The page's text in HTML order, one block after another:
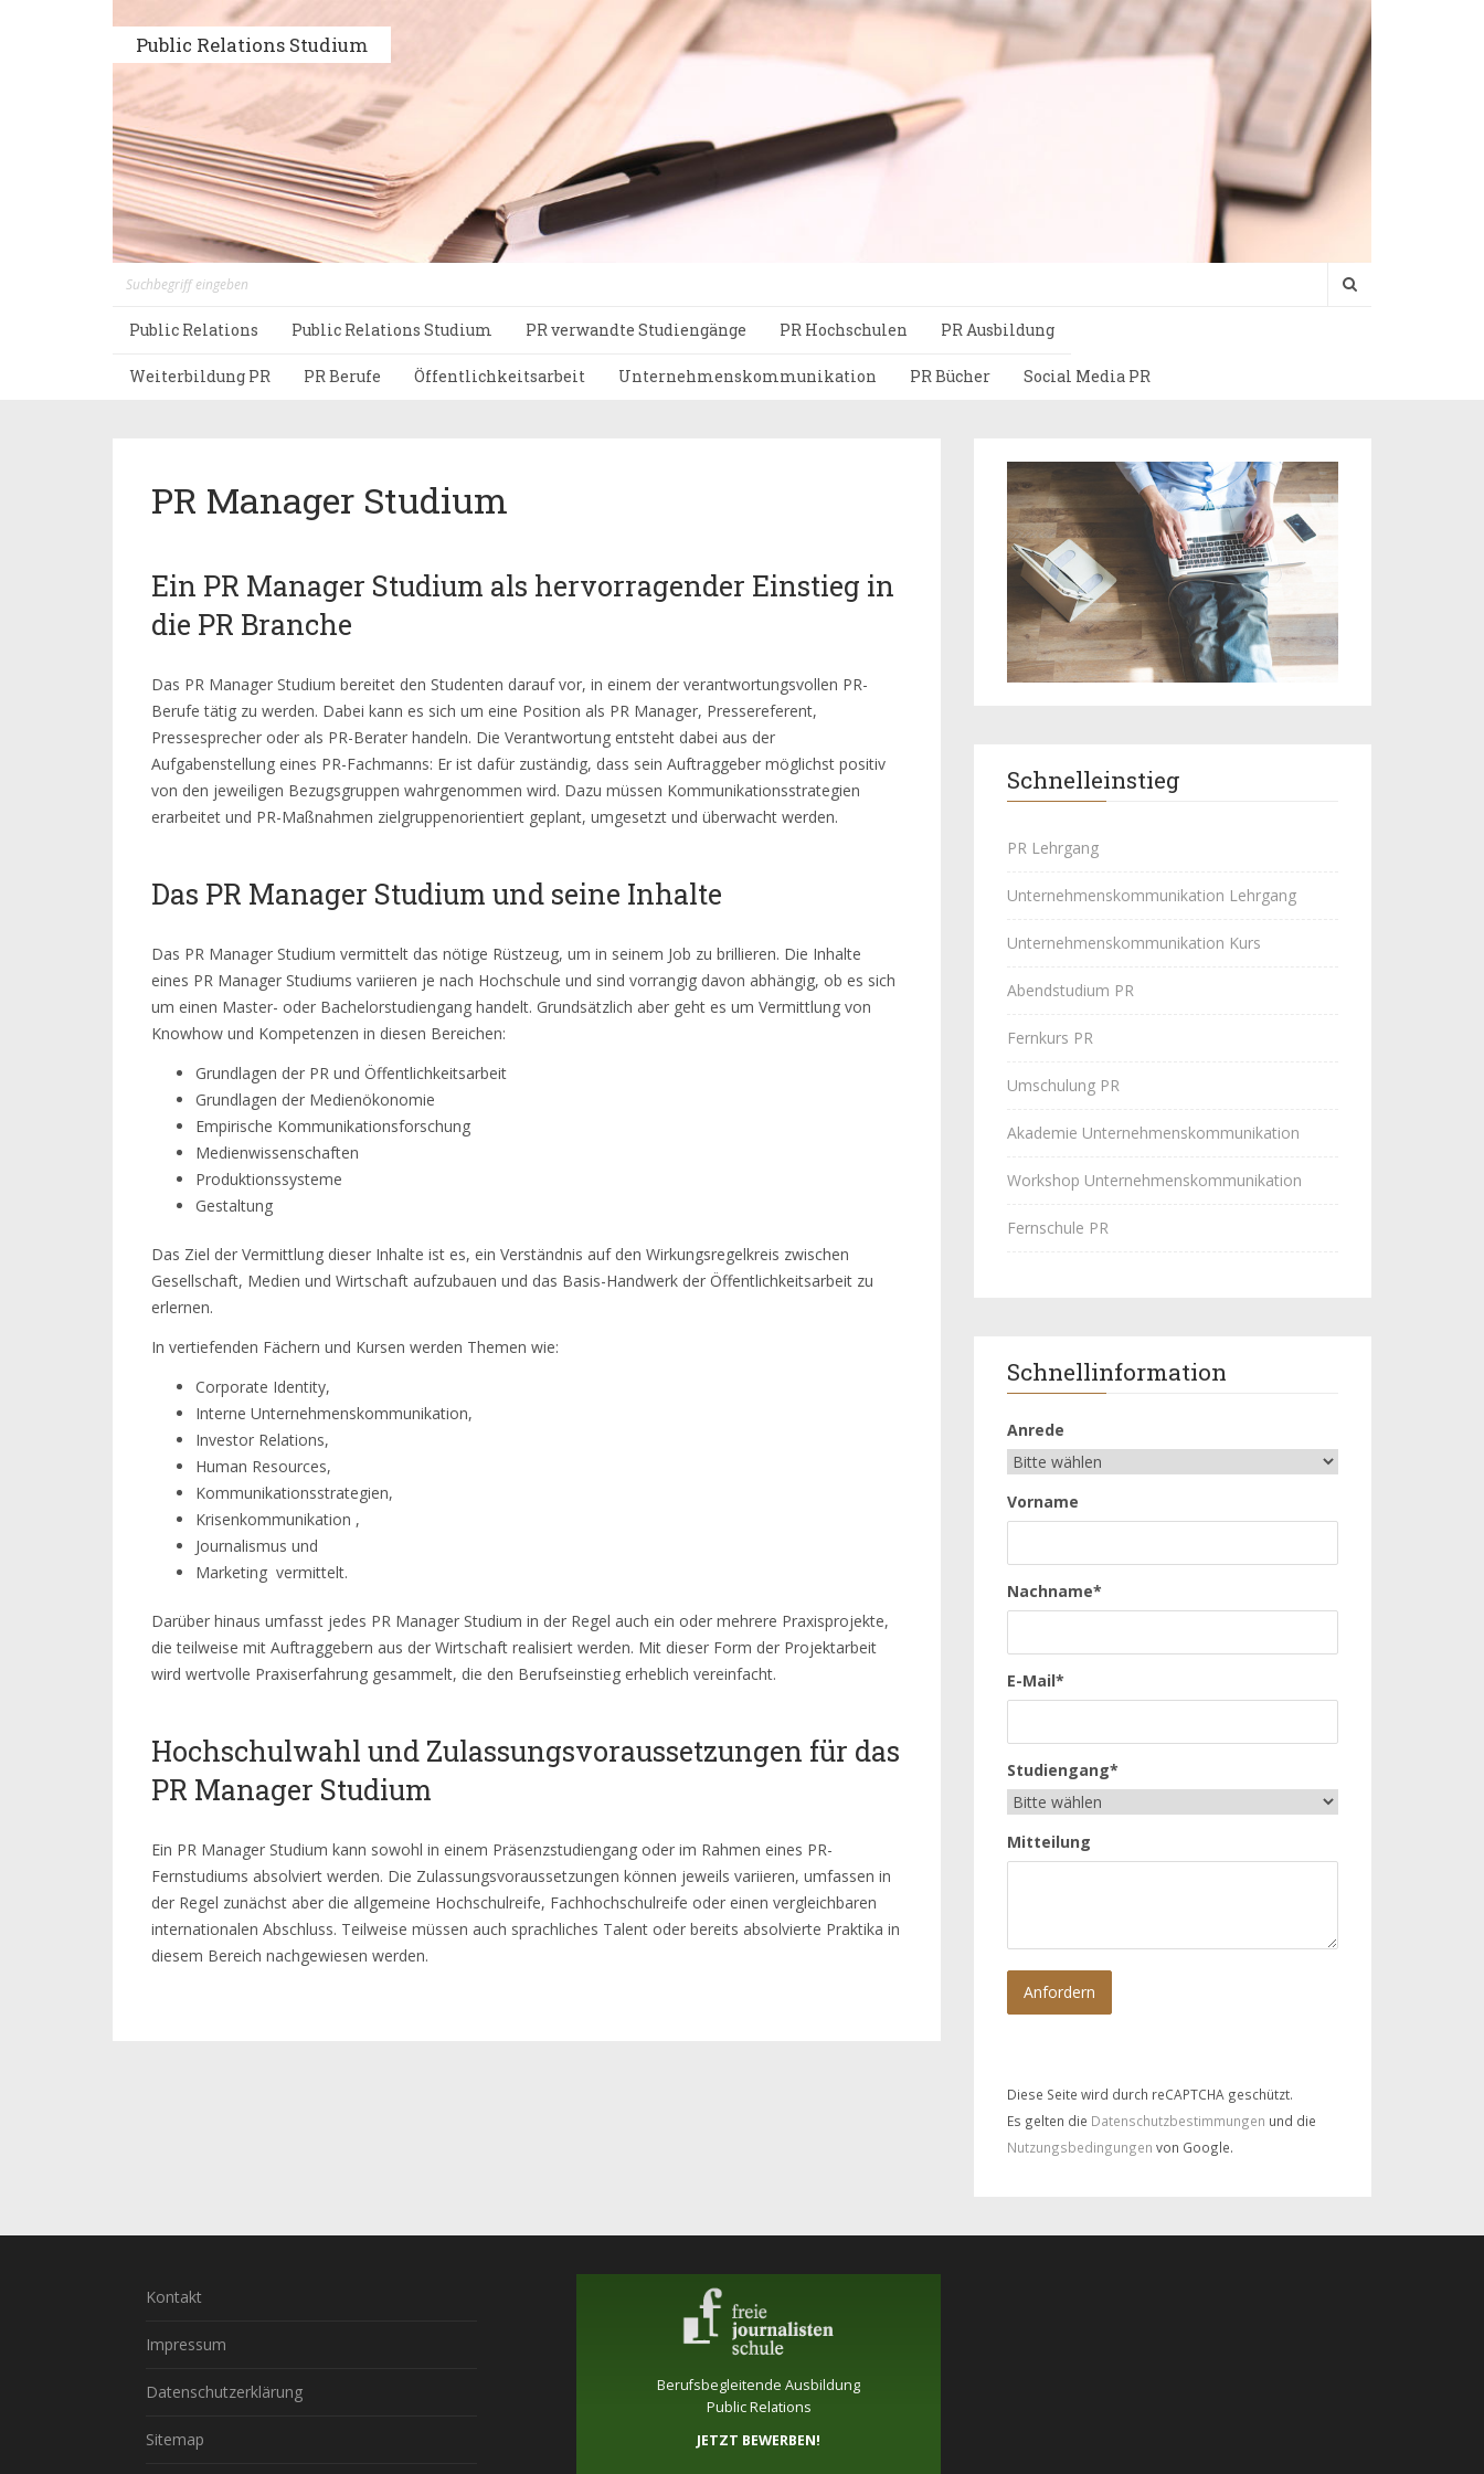
Public Relations Studium
Public Relations Public Relations Studium PR verwandte Studiengänge PR Hochschulen PR Ausbildung
Weiterbildung PR PR Berufe Öffentlichkeitsarbeit Unternehmenskommunikation PR Bücher Social Media PR
PR Manager Studium
Ein PR Manager Studium als hervorragender Einstieg in
die PR Branche
Das PR Manager Studium bereitet den Studenten darauf vor, in einem der verantwortungsvollen PR-
Berufe tätig zu werden. Dabei kann es sich um eine Position als PR Manager, Pressereferent,
Pressesprecher oder als PR-Berater handeln. Die Verantwortung entsteht dabei aus der
Aufgabenstellung eines PR-Fachmanns: Er ist dafür zuständig, dass sein Auftraggeber möglichst positiv
von den jeweiligen Bezugsgruppen wahrgenommen wird. Dazu müssen Kommunikationsstrategien
erarbeitet und PR-Maßnahmen zielgruppenorientiert geplant, umgesetzt und überwacht werden.
Das PR Manager Studium und seine Inhalte
Das PR Manager Studium vermittelt das nötige Rüstzeug, um in seinem Job zu brillieren. Die Inhalte
eines PR Manager Studiums variieren je nach Hochschule und sind vorrangig davon abhängig, ob es sich
um einen Master- oder Bachelorstudiengang handelt. Grundsätzlich aber geht es um Vermittlung von
Knowhow und Kompetenzen in diesen Bereichen:
Grundlagen der PR und Öffentlichkeitsarbeit
Grundlagen der Medienökonomie
Empirische Kommunikationsforschung
Medienwissenschaften
Produktionssysteme
Gestaltung
Das Ziel der Vermittlung dieser Inhalte ist es, ein Verständnis auf den Wirkungsregelkreis zwischen
Gesellschaft, Medien und Wirtschaft aufzubauen und das Basis-Handwerk der Öffentlichkeitsarbeit zu
erlernen.
In vertiefenden Fächern und Kursen werden Themen wie:
Corporate Identity,
Interne Unternehmenskommunikation,
Investor Relations,
Human Resources,
Kommunikationsstrategien,
Krisenkommunikation ,
Journalismus und
Marketing vermittelt.
Darüber hinaus umfasst jedes PR Manager Studium in der Regel auch ein oder mehrere Praxisprojekte,
die teilweise mit Auftraggebern aus der Wirtschaft realisiert werden. Mit dieser Form der Projektarbeit
wird wertvolle Praxiserfahrung gesammelt, die den Berufseinstieg erheblich vereinfacht.
Hochschulwahl und Zulassungsvoraussetzungen für das
PR Manager Studium
Ein PR Manager Studium kann sowohl in einem Präsenzstudiengang oder im Rahmen eines PR-
Fernstudiums absolviert werden. Die Zulassungsvoraussetzungen können jeweils variieren, umfassen in
der Regel zunächst aber die allgemeine Hochschulreife, Fachhochschulreife oder einen vergleichbaren
internationalen Abschluss. Teilweise müssen auch sprachliches Talent oder bereits absolvierte Praktika in
diesem Bereich nachgewiesen werden.
Schnelleinstieg
PR Lehrgang
Unternehmenskommunikation Lehrgang
Unternehmenskommunikation Kurs
Abendstudium PR
Fernkurs PR
Umschulung PR
Akademie Unternehmenskommunikation
Workshop Unternehmenskommunikation
Fernschule PR
Schnellinformation
Anrede
Vorname
Nachname*
E-Mail*
Studiengang*
Mitteilung
Diese Seite wird durch reCAPTCHA geschützt.
Es gelten die Datenschutzbestimmungen und die
Nutzungsbedingungen von Google.
Kontakt
Impressum
Datenschutzerklärung
Sitemap
Berufsbegleitende Ausbildung
Public Relations
JETZT BEWERBEN!